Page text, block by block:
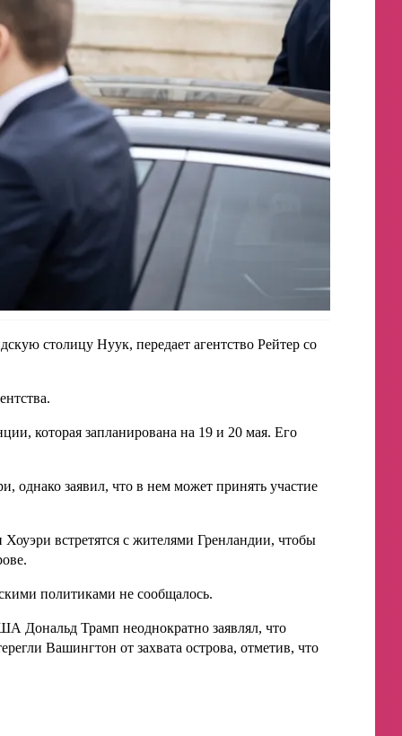
столицу Нуук, передает агентство Рейтер со
которая запланирована на 19 и 20 мая. Его
однако заявил, что в нем может принять участие
встретятся с жителями Гренландии, чтобы
политиками не сообщалось.
Дональд Трамп неоднократно заявлял, что
Вашингтон от захвата острова, отметив, что